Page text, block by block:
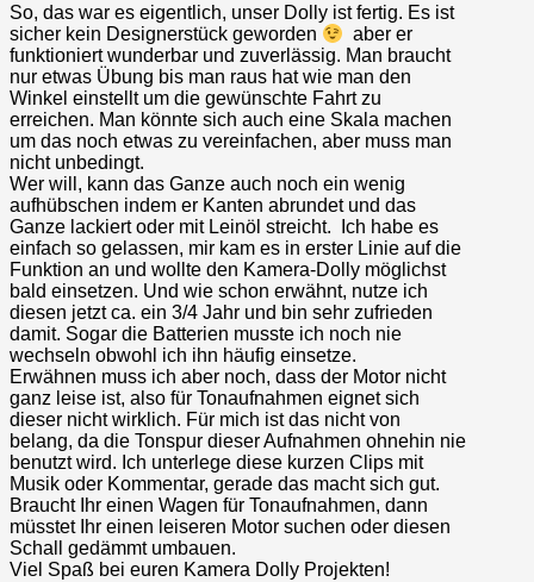
So, das war es eigentlich, unser Dolly ist fertig. Es ist
sicher kein Designerstück geworden
aber er
funktioniert wunderbar und zuverlässig. Man braucht
nur etwas Übung bis man raus hat wie man den
Winkel einstellt um die gewünschte Fahrt zu
erreichen. Man könnte sich auch eine Skala machen
um das noch etwas zu vereinfachen, aber muss man
nicht unbedingt.
Wer will, kann das Ganze auch noch ein wenig
aufhübschen indem er Kanten abrundet und das
Ganze lackiert oder mit Leinöl streicht. Ich habe es
einfach so gelassen, mir kam es in erster Linie auf die
Funktion an und wollte den Kamera-Dolly möglichst
bald einsetzen. Und wie schon erwähnt, nutze ich
diesen jetzt ca. ein 3/4 Jahr und bin sehr zufrieden
damit. Sogar die Batterien musste ich noch nie
wechseln obwohl ich ihn häufig einsetze.
Erwähnen muss ich aber noch, dass der Motor nicht
ganz leise ist, also für Tonaufnahmen eignet sich
dieser nicht wirklich. Für mich ist das nicht von
belang, da die Tonspur dieser Aufnahmen ohnehin nie
benutzt wird. Ich unterlege diese kurzen Clips mit
Musik oder Kommentar, gerade das macht sich gut.
Braucht Ihr einen Wagen für Tonaufnahmen, dann
müsstet Ihr einen leiseren Motor suchen oder diesen
Schall gedämmt umbauen.
Viel Spaß bei euren Kamera Dolly Projekten!